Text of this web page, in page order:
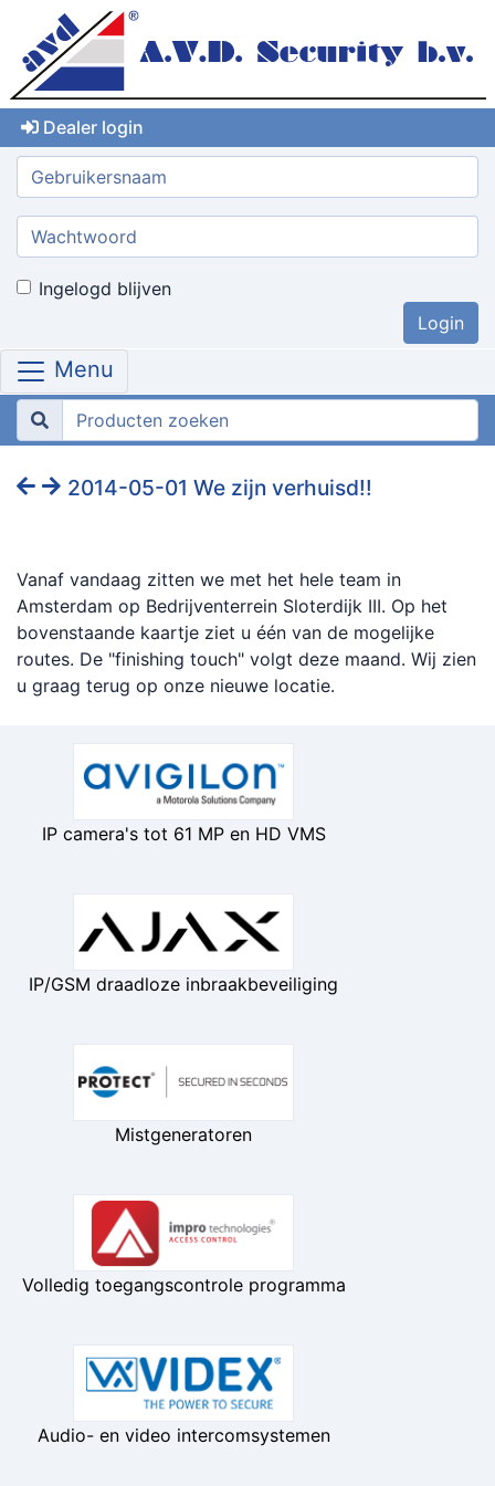
Dealer login
Gebruikersnaam:
Wachtwoord:
Ingelogd blijven
Menu
2014-05-01 We zijn verhuisd!!
Vanaf vandaag zitten we met het hele team in
Amsterdam op Bedrijventerrein Sloterdijk III. Op het
bovenstaande kaartje ziet u één van de mogelijke
routes. De "finishing touch" volgt deze maand. Wij zien
u graag terug op onze nieuwe locatie.
IP camera's tot 61 MP en HD VMS
IP/GSM draadloze inbraakbeveiliging
Mistgeneratoren
Volledig toegangscontrole programma
Audio- en video intercomsystemen